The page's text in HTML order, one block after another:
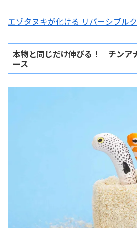
エゾタヌキが化ける リバーシブル
本物と同じだけ伸びる！ チンア
ース